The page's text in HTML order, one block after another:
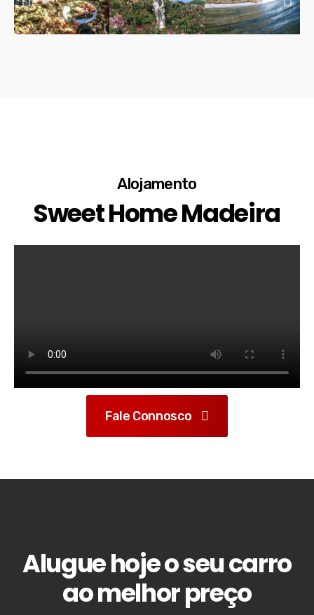
Alojamento
Sweet Home Madeira
Fale Connosco
Alugue hoje o seu carro
ao melhor preço